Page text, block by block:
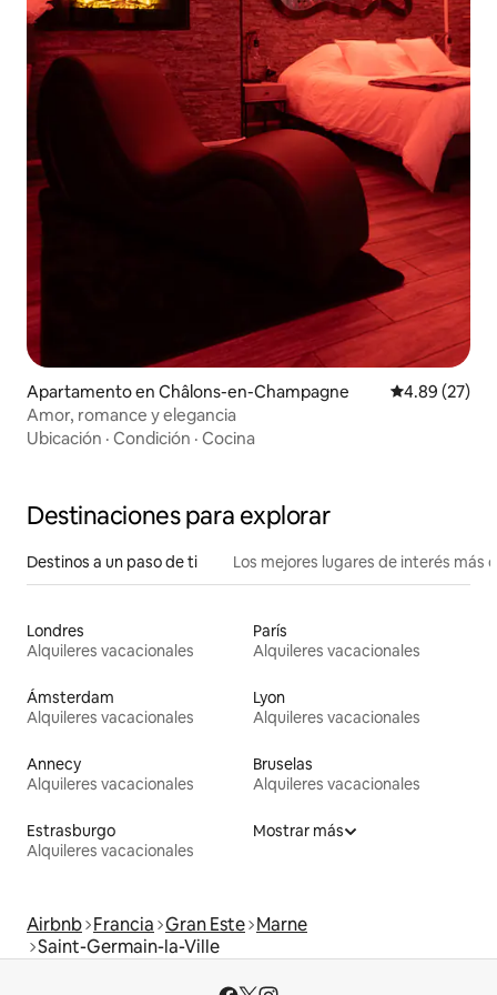
Apartamento en Châlons-en-Champagne Calificación
4.89 (27)
Amor, romance y elegancia
Ubicación · Condición · Cocina
Destinaciones para explorar
Destinos a un paso de ti Los mejores lugares de interés más
Londres
Alquileres vacacionales
París
Alquileres vacacionales
Ámsterdam
Alquileres vacacionales
Lyon
Alquileres vacacionales
Annecy
Alquileres vacacionales
Bruselas
Alquileres vacacionales
Estrasburgo
Alquileres vacacionales
Mostrar más
Airbnb Francia Gran Este Marne
Saint-Germain-la-Ville